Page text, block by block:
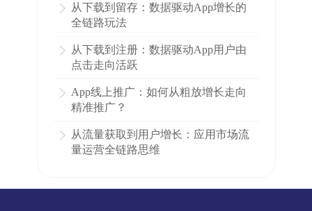
量
从下载到留存：数据驱动App增长的
全链路玩法
从下载到注册：数据驱动App用户由
点击走向活跃
App线上推广：如何从粗放增长走向
精准推广？
从流量获取到用户增长：应用市场流
量运营全链路思维